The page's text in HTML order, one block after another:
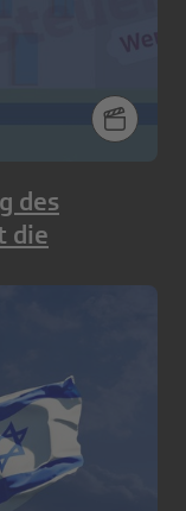
des
die